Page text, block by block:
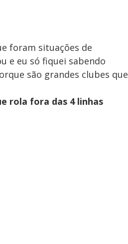
foram situações de
e eu só fiquei sabendo
são grandes clubes que
rola fora das 4 linhas